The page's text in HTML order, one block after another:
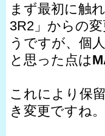
まず最初に触
3R2」からの
うですが、個
と思った点は
これにより保
き変更ですね。